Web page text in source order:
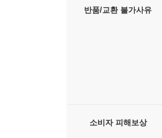
반품/교환 불가사유
소비자 피해보상